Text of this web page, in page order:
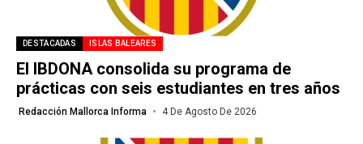
DESTACADAS ISLAS BALEARES
El IBDONA consolida su programa de
prácticas con seis estudiantes en tres años
Redacción Mallorca Informa 4 De Agosto De 2026